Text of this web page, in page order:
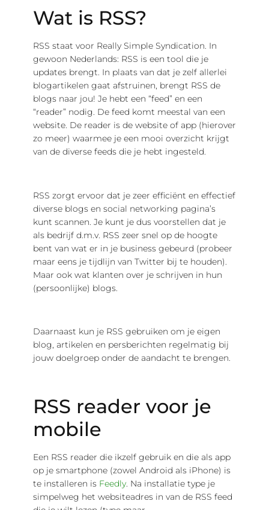
Wat is RSS?
RSS staat voor Really Simple Syndication. In
gewoon Nederlands: RSS is een tool die je
updates brengt. In plaats van dat je zelf allerlei
blogartikelen gaat afstruinen, brengt RSS de
blogs naar jou! Je hebt een “feed” en een
“reader” nodig. De feed komt meestal van een
website. De reader is de website of app (hierover
zo meer) waarmee je een mooi overzicht krijgt
van de diverse feeds die je hebt ingesteld.
RSS zorgt ervoor dat je zeer efficiënt en effectief
diverse blogs en social networking pagina’s
kunt scannen. Je kunt je dus voorstellen dat je
als bedrijf d.m.v. RSS zeer snel op de hoogte
bent van wat er in je business gebeurd (probeer
maar eens je tijdlijn van Twitter bij te houden).
Maar ook wat klanten over je schrijven in hun
(persoonlijke) blogs.
Daarnaast kun je RSS gebruiken om je eigen
blog, artikelen en persberichten regelmatig bij
jouw doelgroep onder de aandacht te brengen.
RSS reader voor je
mobile
Een RSS reader die ikzelf gebruik en die als app
op je smartphone (zowel Android als iPhone) is
te installeren is Feedly. Na installatie type je
simpelweg het websiteadres in van de RSS feed